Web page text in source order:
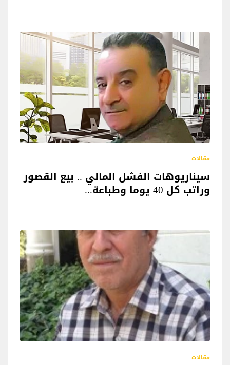
مقالات
سيناريوهات الفشل المالي .. بيع القصور
وراتب كل 40 يوما وطباعة...
مقالات